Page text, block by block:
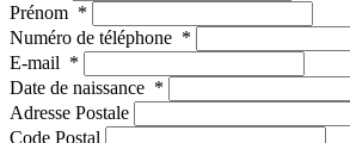
Prénom *
Numéro de téléphone *
E-mail *
Date de naissance *
Adresse Postale
Code Postal